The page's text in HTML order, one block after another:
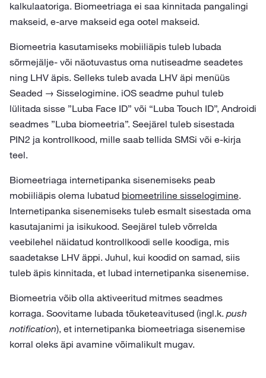
kalkulaatoriga. Biomeetriaga ei saa kinnitada pangalingi
makseid, e-arve makseid ega ootel makseid.
Biomeetria kasutamiseks mobiiliäpis tuleb lubada
sõrmejälje- või näotuvastus oma nutiseadme seadetes
ning LHV äpis. Selleks tuleb avada LHV äpi menüüs
Seaded → Sisselogimine. iOS seadme puhul tuleb
lülitada sisse ”Luba Face ID” või “Luba Touch ID”, Androidi
seadmes ”Luba biomeetria”. Seejärel tuleb sisestada
PIN2 ja kontrollkood, mille saab tellida SMSi või e-kirja
teel.
Biomeetriaga internetipanka sisenemiseks peab
mobiiliäpis olema lubatud biomeetriline sisselogimine.
Internetipanka sisenemiseks tuleb esmalt sisestada oma
kasutajanimi ja isikukood. Seejärel tuleb võrrelda
veebilehel näidatud kontrollkoodi selle koodiga, mis
saadetakse LHV äppi. Juhul, kui koodid on samad, siis
tuleb äpis kinnitada, et lubad internetipanka sisenemise.
Biomeetria võib olla aktiveeritud mitmes seadmes
korraga. Soovitame lubada tõuketeavitused (ingl.k. push
notification), et internetipanka biomeetriaga sisenemise
korral oleks äpi avamine võimalikult mugav.